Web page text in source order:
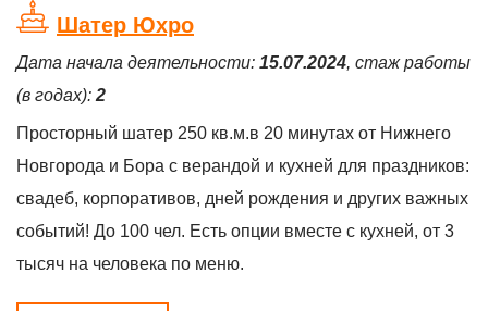
Шатер Юхро
Дата начала деятельности: 15.07.2024, стаж работы
(в годах): 2
Просторный шатер 250 кв.м.в 20 минутах от Нижнего
Новгорода и Бора с верандой и кухней для праздников:
свадеб, корпоративов, дней рождения и других важных
событий! До 100 чел. Есть опции вместе с кухней, от 3
тысяч на человека по меню.